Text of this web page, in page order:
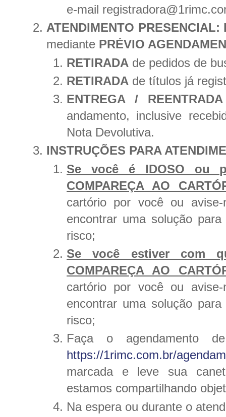
e-mail
ATENDIMENTO
mediante PRÉVIO
RETIRADA de pedidos de
RETIRADA de títulos já
ENTREGA / REENTRADA
andamento, inclusive
Nota Devolutiva.
INSTRUÇÕES PARA
Se você é IDOSO ou
COMPAREÇA AO
cartório por você ou
encontrar uma solução
risco;
Se você estiver com
COMPAREÇA AO
cartório por você ou
encontrar uma solução
risco;
Faça o agendamento
https://1rimc.com.br/
marcada e leve sua
estamos compartilhando
Na espera ou durante o